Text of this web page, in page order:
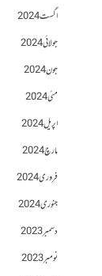
اگست 2024
جولائی 2024
جون 2024
مئی 2024
اپریل 2024
مارچ 2024
فروری 2024
جنوری 2024
دسمبر 2023
نومبر 2023